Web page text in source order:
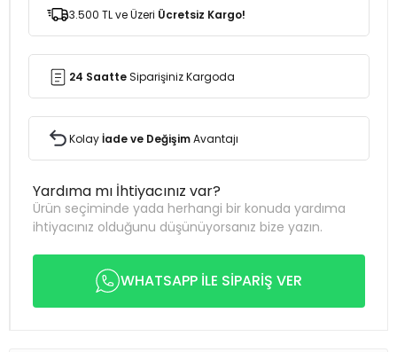
3.500 TL ve Üzeri Ücretsiz Kargo!
24 SaatteSiparişiniz Kargoda
Kolayİade ve DeğişimAvantajı
Yardıma mı İhtiyacınız var?
Ürün seçiminde yada herhangi bir konuda yardıma
ihtiyacınız olduğunu düşünüyorsanız bize yazın.
WHATSAPP İLE SİPARİŞ VER